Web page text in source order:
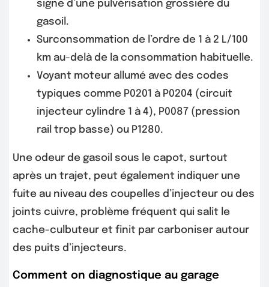
signe d’une pulvérisation grossière du
gasoil.
Surconsommation de l’ordre de 1 à 2 L/100
km au-delà de la consommation habituelle.
Voyant moteur allumé avec des codes
typiques comme P0201 à P0204 (circuit
injecteur cylindre 1 à 4), P0087 (pression
rail trop basse) ou P1280.
Une odeur de gasoil sous le capot, surtout
après un trajet, peut également indiquer une
fuite au niveau des coupelles d’injecteur ou des
joints cuivre, problème fréquent qui salit le
cache-culbuteur et finit par carboniser autour
des puits d’injecteurs.
Comment on diagnostique au garage